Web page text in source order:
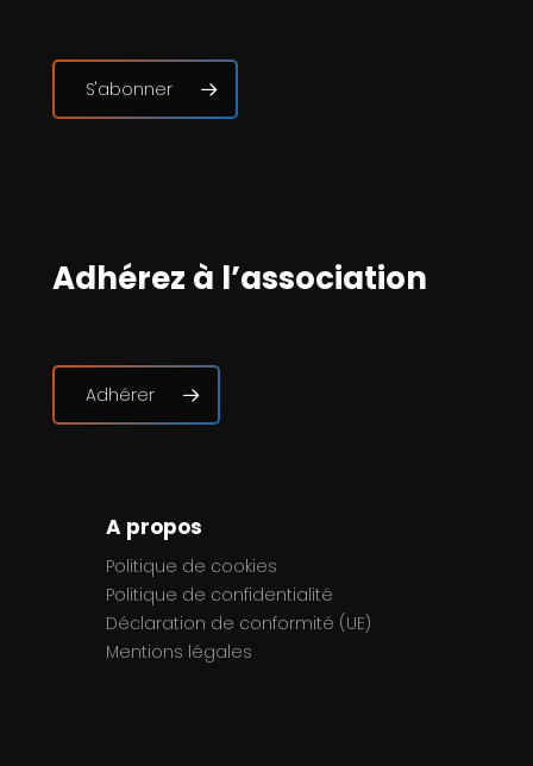
S'abonner
Adhérez à l’association
Adhérer
A propos
Politique de cookies
Politique de confidentialité
Déclaration de conformité (UE)
Mentions légales